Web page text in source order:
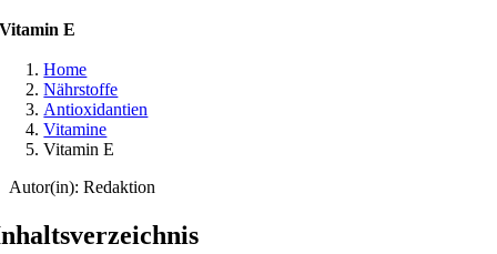
Vitamin E
Home
Nährstoffe
Antioxidantien
Vitamine
Vitamin E
Autor(in): Redaktion